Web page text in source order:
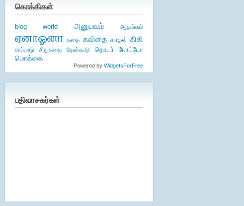
கொக்கிகள்
blog world அனுபவம் ஆதங்கம்
ஏனாஓனா கதை கவிதை காதல் கிகி
சாப்பாடு சிறுகதை தேன்கூடு தொடர் போட்டோ
மொக்கை
Powered by WidgetsForFree
பதிவாசகர்கள்